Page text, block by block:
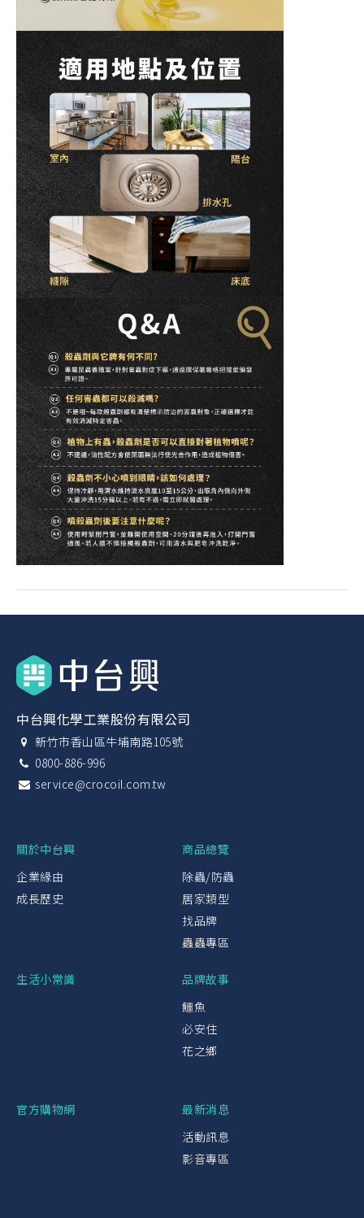
中台興化學工業股份有限公司
新竹市香山區牛埔南路105號
0800-886-996
service@crocoil.com.tw
關於中台興
企業緣由
成長歷史
商品總覽
除蟲/防蟲
居家類型
找品牌
蟲蟲專區
生活小常識
品牌故事
鱷魚
必安住
花之鄉
官方購物網
最新消息
活動訊息
影音專區